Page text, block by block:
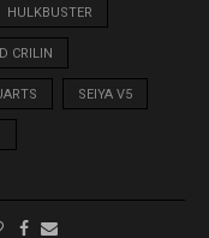
HULKBUSTER
CRILIN
SEIYA V5